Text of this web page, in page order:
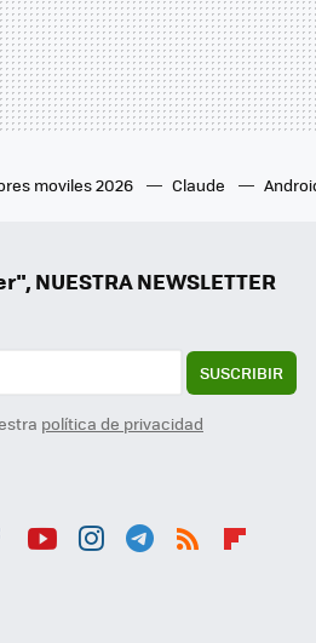
moviles 2026 Claude
NUESTRA NEWSLETTER
SUSCRIBIR
política de privacidad